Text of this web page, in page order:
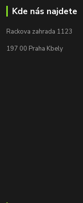
Kde nás najdete
Rackova zahrada 1123
197 00 Praha Kbely